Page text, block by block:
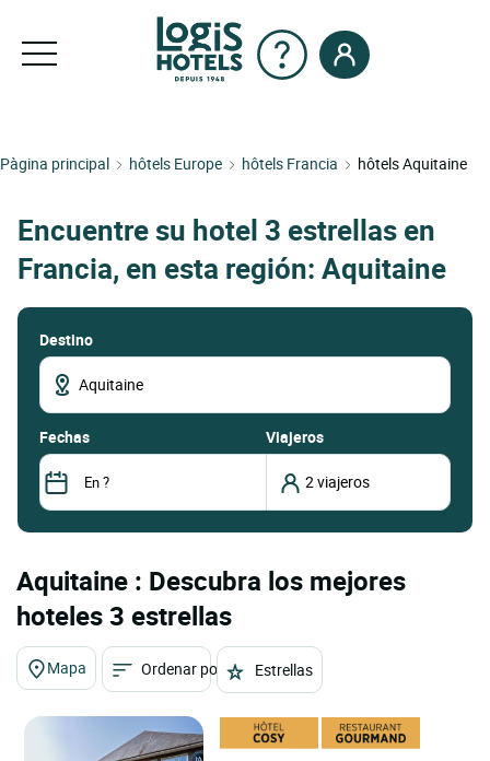
Pàgina principal hôtels Europe hôtels Francia hôtels Aquitaine
Encuentre su hotel 3 estrellas en
Francia, en esta región: Aquitaine
Destino
fechas Viajeros
Aquitaine : Descubra los mejores
hoteles 3 estrellas
Mapa Ordenar por Estrellas